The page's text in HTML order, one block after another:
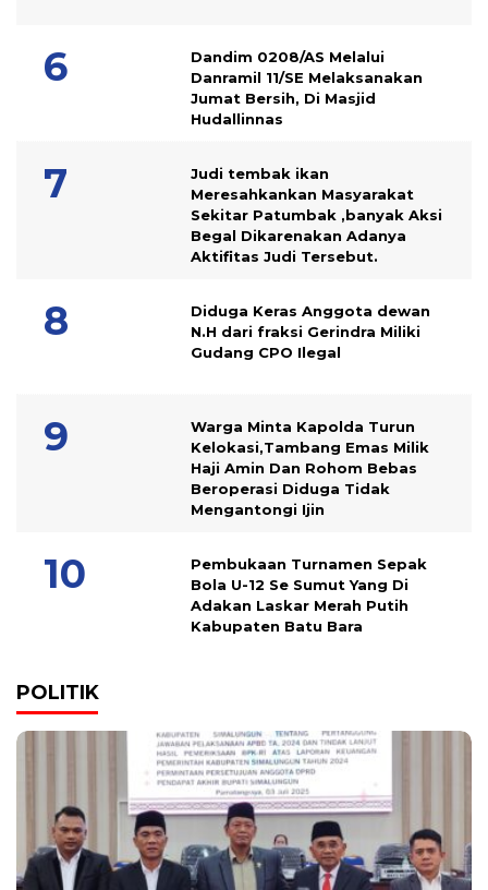
Dandim 0208/AS Melalui
Danramil 11/SE Melaksanakan
Jumat Bersih, Di Masjid
Hudallinnas
Judi tembak ikan
Meresahkankan Masyarakat
Sekitar Patumbak ,banyak Aksi
Begal Dikarenakan Adanya
Aktifitas Judi Tersebut.
Diduga Keras Anggota dewan
N.H dari fraksi Gerindra Miliki
Gudang CPO Ilegal
Warga Minta Kapolda Turun
Kelokasi,Tambang Emas Milik
Haji Amin Dan Rohom Bebas
Beroperasi Diduga Tidak
Mengantongi Ijin
Pembukaan Turnamen Sepak
Bola U-12 Se Sumut Yang Di
Adakan Laskar Merah Putih
Kabupaten Batu Bara
POLITIK